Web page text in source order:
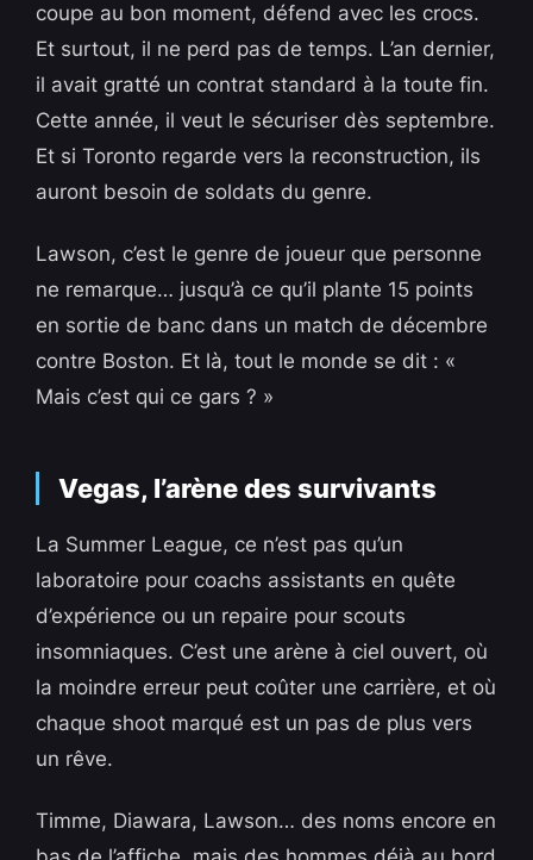
coupe au bon moment, défend avec les crocs.
Et surtout, il ne perd pas de temps. L’an dernier,
il avait gratté un contrat standard à la toute fin.
Cette année, il veut le sécuriser dès septembre.
Et si Toronto regarde vers la reconstruction, ils
auront besoin de soldats du genre.
Lawson, c’est le genre de joueur que personne
ne remarque… jusqu’à ce qu’il plante 15 points
en sortie de banc dans un match de décembre
contre Boston. Et là, tout le monde se dit : «
Mais c’est qui ce gars ? »
Vegas, l’arène des survivants
La Summer League, ce n’est pas qu’un
laboratoire pour coachs assistants en quête
d’expérience ou un repaire pour scouts
insomniaques. C’est une arène à ciel ouvert, où
la moindre erreur peut coûter une carrière, et où
chaque shoot marqué est un pas de plus vers
un rêve.
Timme, Diawara, Lawson… des noms encore en